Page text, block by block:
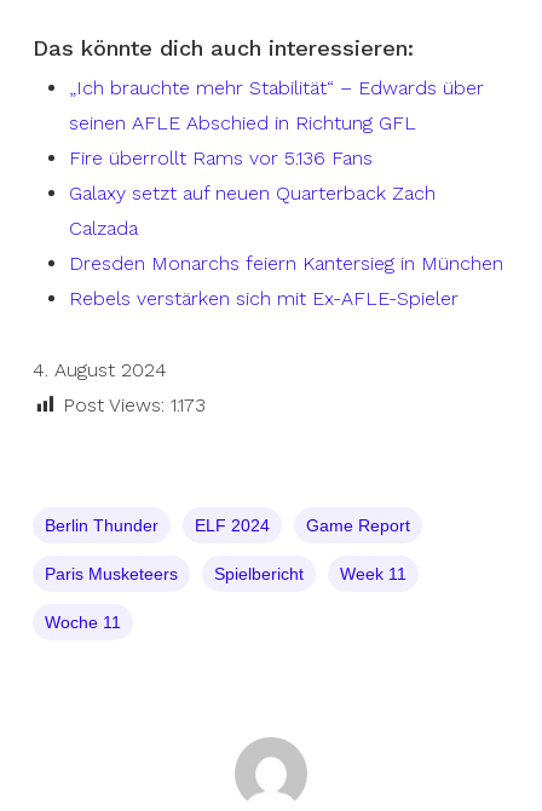
Das könnte dich auch interessieren:
„Ich brauchte mehr Stabilität“ – Edwards über
seinen AFLE Abschied in Richtung GFL
Fire überrollt Rams vor 5.136 Fans
Galaxy setzt auf neuen Quarterback Zach
Calzada
Dresden Monarchs feiern Kantersieg in München
Rebels verstärken sich mit Ex-AFLE-Spieler
4. August 2024
Post Views: 1.173
Berlin Thunder ELF 2024 Game Report
Paris Musketeers Spielbericht Week 11
Woche 11